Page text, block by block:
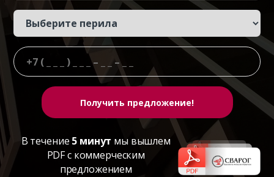
В течение 5 минут мы вышлем
PDF с коммерческим
предложением